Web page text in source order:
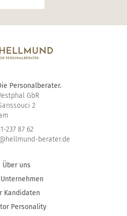
Personalberater.
GbR
2
237 87 62
berater.de
Über uns
Unternehmen
Kandidaten
Personality